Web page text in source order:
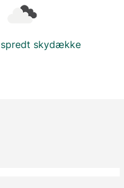
spredt skydække